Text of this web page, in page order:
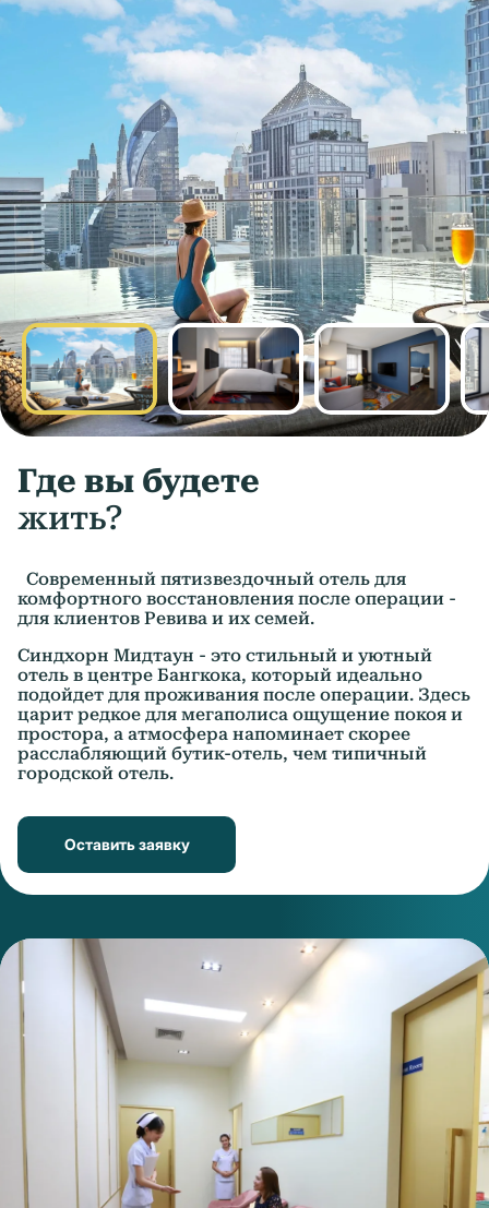
Где вы будете
жить?
Современный пятизвездочный отель для
комфортного восстановления после операции -
для клиентов Ревива и их семей.
Синдхорн Мидтаун - это стильный и уютный
отель в центре Бангкока, который идеально
подойдет для проживания после операции. Здесь
царит редкое для мегаполиса ощущение покоя и
простора, а атмосфера напоминает скорее
расслабляющий бутик-отель, чем типичный
городской отель.
Оставить заявку